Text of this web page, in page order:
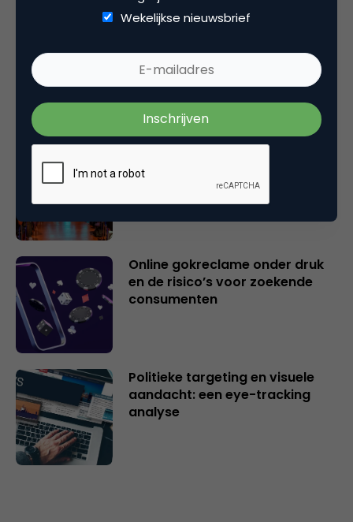
GenAI in reclame
IIEX Europe 2026: insight-
professionals verhogen het
Online gokreclame onder druk
en de risico’s voor zoekende
consumenten
Politieke targeting en visuele
aandacht: een eye-tracking
analyse
Wekelijkse nieuwsbrief